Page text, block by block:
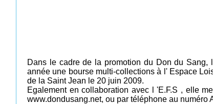
Dans le cadre de la promotion du Don du Sang,
année une bourse multi-collections à l' Espace
de la Saint Jean le 20 juin 2009.
Egalement en collaboration avec l 'E.F.S , elle
www.dondusang.net, ou par téléphone au numéro